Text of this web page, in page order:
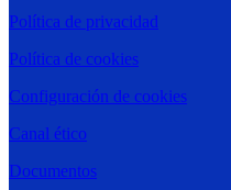
Política de privacidad
Política de cookies
Configuración de cookies
Canal ético
Documentos